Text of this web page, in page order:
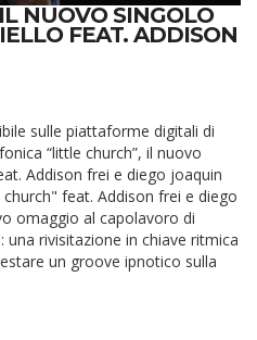
NUOVO SINGOLO
FEAT. ADDISON
sulle piattaforme digitali di
“little church”, il nuovo
Addison frei e diego joaquin
feat. Addison frei e diego
omaggio al capolavoro di
rivisitazione in chiave ritmica
un groove ipnotico sulla